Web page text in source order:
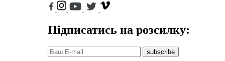
Підписатись на розсилку:
subscribe